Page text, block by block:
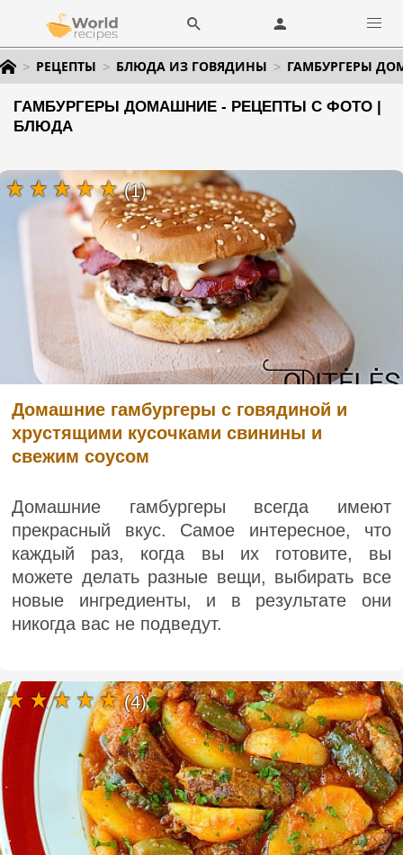
РЕЦЕПТЫ БЛЮДА ИЗ ГОВЯДИНЫ ГАМБУРГЕРЫ
ГАМБУРГЕРЫ ДОМАШНИЕ - РЕЦЕПТЫ С ФОТО |
БЛЮДА
Домашние гамбургеры с говядиной и
хрустящими кусочками свинины и
свежим соусом
Домашние гамбургеры всегда имеют
прекрасный вкус. Самое интересное, что
каждый раз, когда вы их готовите, вы
можете делать разные вещи, выбирать все
новые ингредиенты, и в результате они
никогда вас не подведут.
(1)
(4)